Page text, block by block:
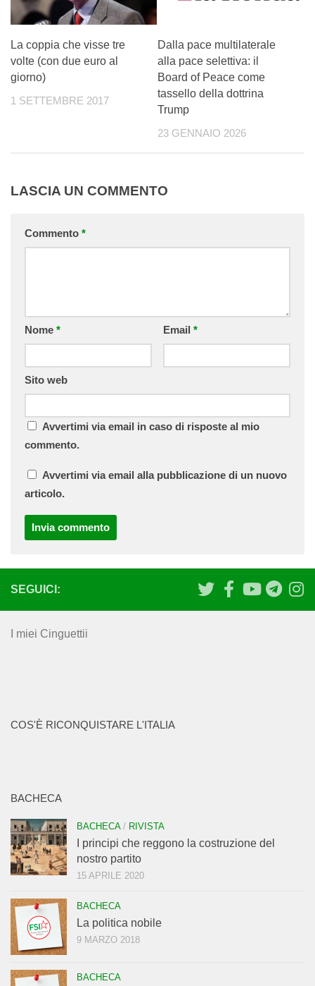
La coppia che visse tre
volte (con due euro al
giorno)
1 SETTEMBRE 2017
Dalla pace multilaterale
alla pace selettiva: il
Board of Peace come
tassello della dottrina
Trump
23 GENNAIO 2026
LASCIA UN COMMENTO
Commento *
Nome * Email *
Sito web
Avvertimi via email in caso di risposte al mio
commento.
Avvertimi via email alla pubblicazione di un nuovo
articolo.
SEGUICI:
I miei Cinguettii
COS'È RICONQUISTARE L'ITALIA
BACHECA
BACHECA/ RIVISTA
I principi che reggono la costruzione del
nostro partito
15 APRILE 2020
BACHECA
La politica nobile
9 MARZO 2018
BACHECA